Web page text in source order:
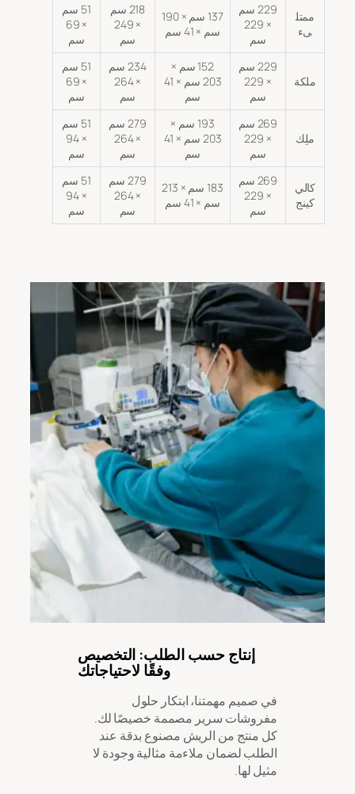
ممتل
ىء
229 سم
× 229
سم
137 سم × 190
سم × 41 سم
218 سم
× 249
سم
51 سم
× 69
سم
ملكة
229 سم
× 229
سم
152 سم ×
203 سم × 41
سم
234 سم
× 264
سم
51 سم
× 69
سم
ملِك
269 سم
× 229
سم
193 سم ×
203 سم × 41
سم
279 سم
× 264
سم
51 سم
× 94
سم
كالي
كينج
269 سم
× 229
سم
183 سم × 213
سم × 41 سم
279 سم
× 264
سم
51 سم
× 94
سم
إنتاج حسب الطلب: التخصيص
وفقًا لاحتياجاتك
في صميم مهمتنا، ابتكار حلول
مفروشات سرير مصممة خصيصًا لك.
كل منتج من الريش مصنوع بدقة عند
الطلب لضمان ملاءمة مثالية وجودة لا
مثيل لها.